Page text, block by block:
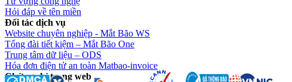
Hỏi đáp về tên miền
Đối tác dịch vụ
Website chuyên nghiệp - Mắt Bão WS
Tổng đài tiết kiệm – Mắt Bão One
Trung tâm dữ liệu – ODS
Hóa đơn điện tử an toàn Matbao-invoice
Chứng chỉ trang web